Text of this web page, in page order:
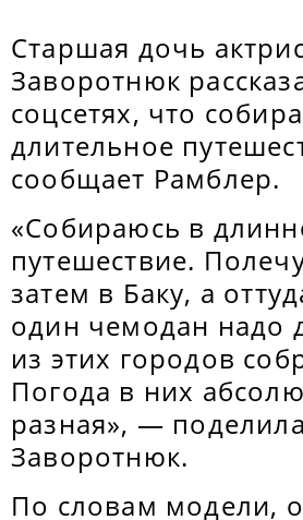
Старшая дочь
Заворотнюк
соцсетях, что
длительное
сообщает Рамблер.
«Собираюсь в
путешествие.
затем в Баку, а
один чемодан надо
из этих городов
Погода в них
разная», —
Заворотнюк.
По словам модели,